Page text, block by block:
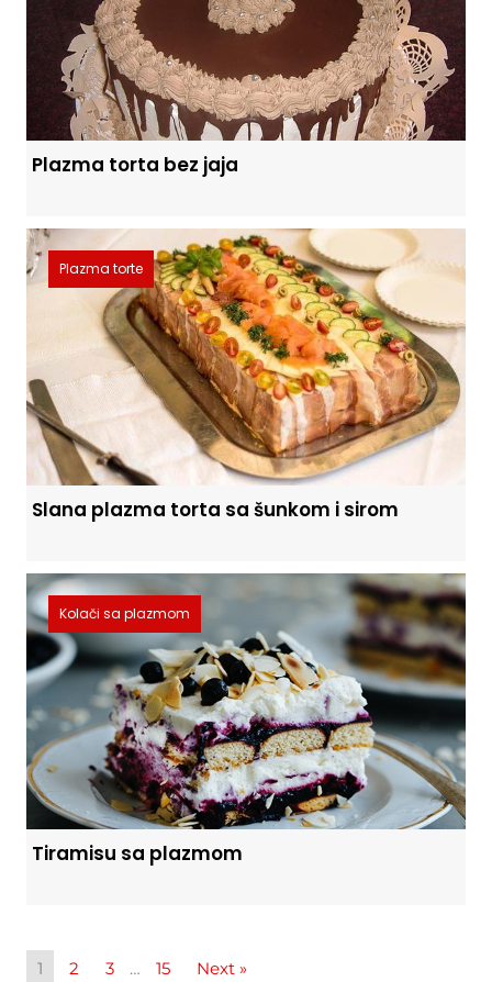
Plazma torta bez jaja
Plazma torte
Slana plazma torta sa šunkom i sirom
Kolači sa plazmom
Tiramisu sa plazmom
1 2 3 … 15 Next »